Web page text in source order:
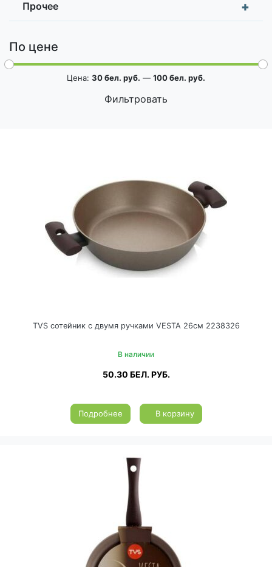
+
Прочее
По цене
Фильтровать
Цена: 30 бел. руб. — 100 бел. руб.
TVS сотейник с двумя ручками VESTA 26см 2238326
В наличии
50.30 БЕЛ. РУБ.
Подробнее В корзину